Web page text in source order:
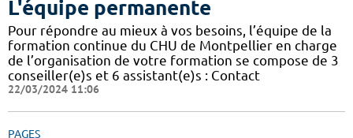
L'équipe permanente
Pour répondre au mieux à vos besoins, l’équipe de la
formation continue du CHU de Montpellier en charge
de l’organisation de votre formation se compose de 3
conseiller(e)s et 6 assistant(e)s : Contact
22/03/2024 11:06
PAGES